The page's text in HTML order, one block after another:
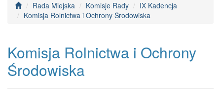
Rada Miejska Komisje Rady
IX Kadencja
Komisja Rolnictwa i Ochrony Środowiska
Komisja Rolnictwa i Ochrony
Środowiska